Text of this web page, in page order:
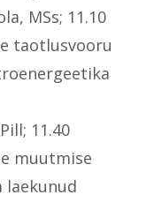
MSs; 11.10
taotlusvooru
11.40
muutmise
laekunud